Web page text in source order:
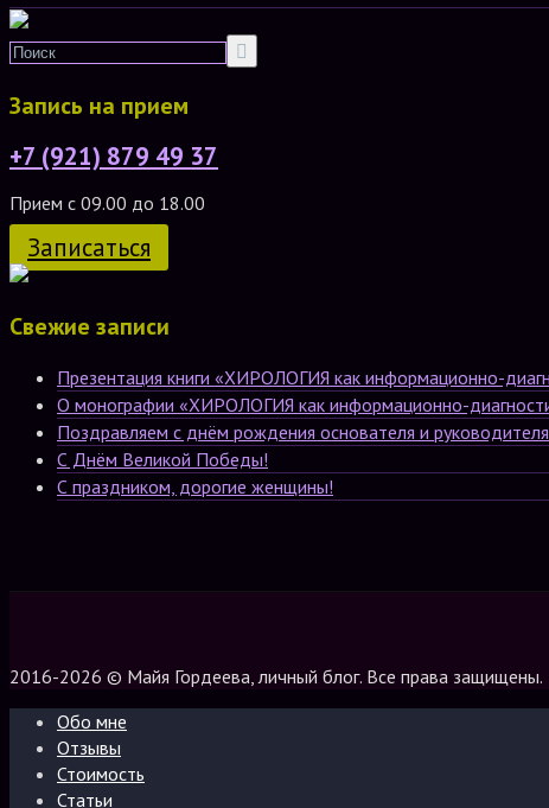
Запись на прием
+7 (921) 879 49 37
Прием с 09.00 до 18.00
Записаться
Свежие записи
Презентация книги «ХИРОЛОГИЯ как информационно-
О монографии «ХИРОЛОГИЯ как информационно-
Поздравляем с днём рождения основателя и
С Днём Великой Победы!
С праздником, дорогие женщины!
2016-2026 © Майя Гордеева, личный блог. Все права защищены.
Обо мне
Отзывы
Стоимость
Статьи